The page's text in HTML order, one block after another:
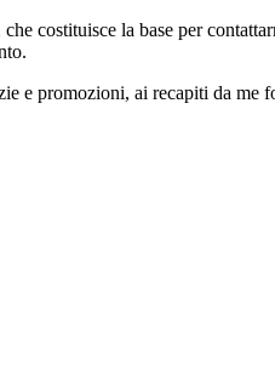
costituisce la base per
e promozioni, ai recapiti da me